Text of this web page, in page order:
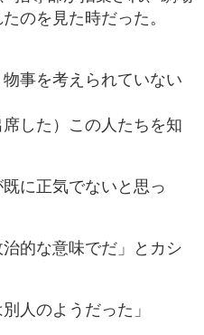
のを見た時だった。
事を考えられていない
した）この人たちを知
に正気でないと思っ
的な意味でだ」とカシ
人のようだった」